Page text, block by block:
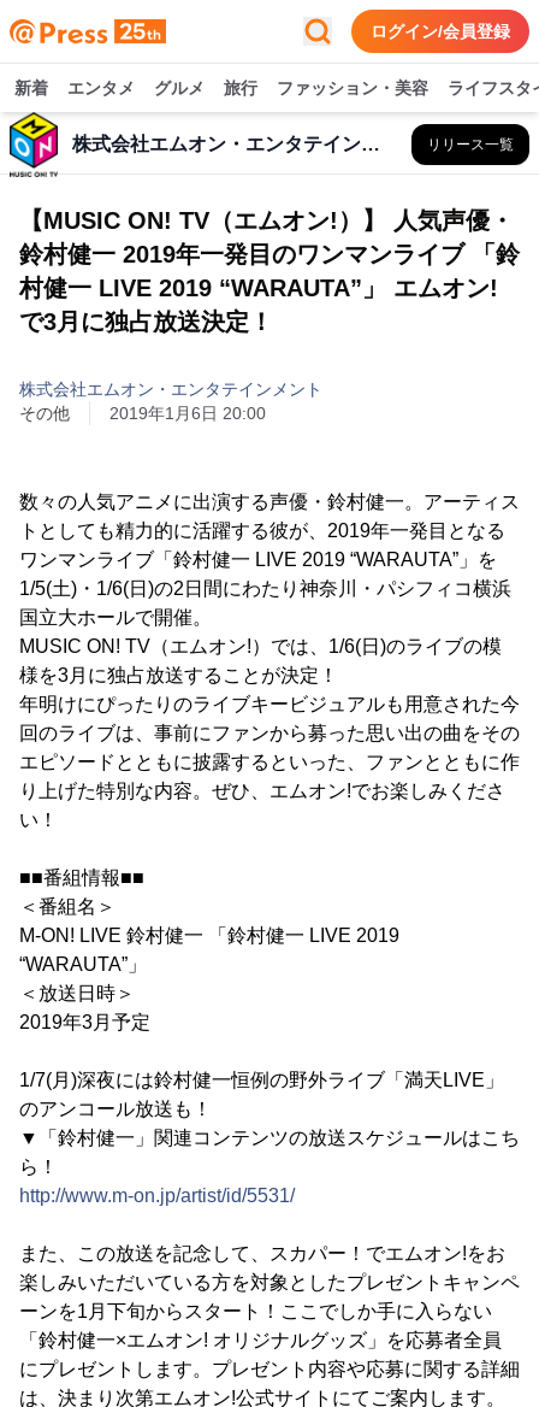
ログイン/会員登録
新着 エンタメ グルメ 旅行 ファッション・美容 ライフスタ
株式会社エムオン・エンタテインメント リリース一覧
【MUSIC ON! TV（エムオン!）】 人気声優・
鈴村健一 2019年一発目のワンマンライブ 「鈴
村健一 LIVE 2019 “WARAUTA”」 エムオン!
で3月に独占放送決定！
株式会社エムオン・エンタテインメント
その他
2019年1月6日 20:00
数々の人気アニメに出演する声優・鈴村健一。アーティス
トとしても精力的に活躍する彼が、2019年一発目となる
ワンマンライブ「鈴村健一 LIVE 2019 “WARAUTA”」を
1/5(土)・1/6(日)の2日間にわたり神奈川・パシフィコ横浜
国立大ホールで開催。
MUSIC ON! TV（エムオン!）では、1/6(日)のライブの模
様を3月に独占放送することが決定！
年明けにぴったりのライブキービジュアルも用意された今
回のライブは、事前にファンから募った思い出の曲をその
エピソードとともに披露するといった、ファンとともに作
り上げた特別な内容。ぜひ、エムオン!でお楽しみくださ
い！
■■番組情報■■
＜番組名＞
M-ON! LIVE 鈴村健一 「鈴村健一 LIVE 2019
“WARAUTA”」
＜放送日時＞
2019年3月予定
1/7(月)深夜には鈴村健一恒例の野外ライブ「満天LIVE」
のアンコール放送も！
▼「鈴村健一」関連コンテンツの放送スケジュールはこち
ら！
http://www.m-on.jp/artist/id/5531/
また、この放送を記念して、スカパー！でエムオン!をお
楽しみいただいている方を対象としたプレゼントキャンペ
ーンを1月下旬からスタート！ここでしか手に入らない
「鈴村健一×エムオン! オリジナルグッズ」を応募者全員
にプレゼントします。プレゼント内容や応募に関する詳細
は、決まり次第エムオン!公式サイトにてご案内します。